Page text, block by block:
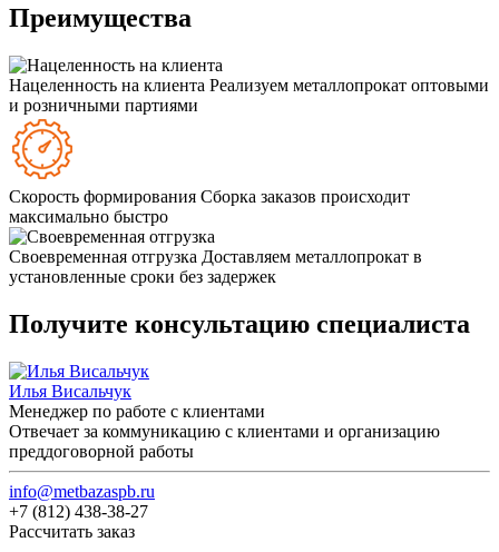
Преимущества
Нацеленность на клиента Реализуем металлопрокат оптовыми
и розничными партиями
Скорость формирования Сборка заказов происходит
максимально быстро
Своевременная отгрузка Доставляем металлопрокат в
установленные сроки без задержек
Получите консультацию специалиста
Илья Висальчук
Менеджер по работе с клиентами
Отвечает за коммуникацию с клиентами и организацию
преддоговорной работы
info@metbazaspb.ru
+7 (812) 438-38-27
Рассчитать заказ